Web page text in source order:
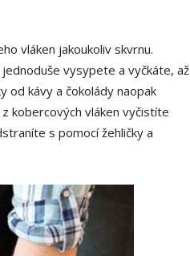
vláken jakoukoliv skvrnu.
vysypete a vyčkáte, až
od kávy a čokolády naopak
kobercových vláken vyčistíte
s pomocí žehličky a